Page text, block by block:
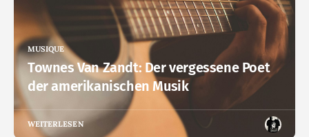
MUSIQUE
Townes Van Zandt: Der vergessene Poet
der amerikanischen Musik
WEITERLESEN